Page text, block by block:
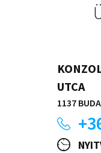
UTCA
1137